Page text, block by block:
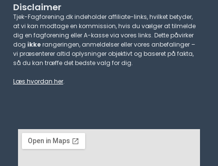
Disclaimer
Tjek-Fagforening.dk indeholder affiliate-links, hvilket betyder,
at vi kan modtage en kommission, hvis du vælger at tilmelde
dig en fagforening eller A-kasse via vores links. Dette påvirker
dog ikkerangeringen, anmeldelser eller vores anbefalinger –
vi præsenterer altid oplysninger objektivt og baseret på fakta,
så du kan træffe det bedste valg for dig.
Læs hvordan her.